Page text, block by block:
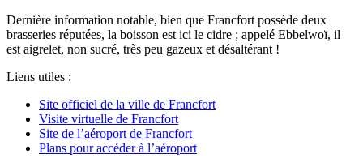
Dernière information notable, bien que Francfort possède deux
brasseries réputées, la boisson est ici le cidre ; appelé Ebbelwoï, il
est aigrelet, non sucré, très peu gazeux et désaltérant !
Liens utiles :
Site officiel de la ville de Francfort
Visite virtuelle de Francfort
Site de l’aéroport de Francfort
Plans pour accéder à l’aéroport